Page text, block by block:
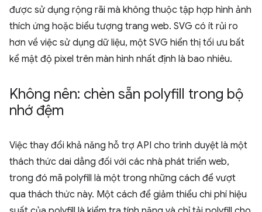
được sử dụng rộng rãi mà không thuộc tập hợp hình ảnh
thích ứng hoặc biểu tượng trang web. SVG có ít rủi ro
hơn về việc sử dụng dữ liệu, một SVG hiển thị tối ưu bất
kể mật độ pixel trên màn hình nhất định là bao nhiêu.
Không nên: chèn sẵn polyfill trong bộ
nhớ đệm
Việc thay đổi khả năng hỗ trợ API cho trình duyệt là một
thách thức dai dẳng đối với các nhà phát triển web,
trong đó mã polyfill là một trong những cách để vượt
qua thách thức này. Một cách để giảm thiểu chi phí hiệu